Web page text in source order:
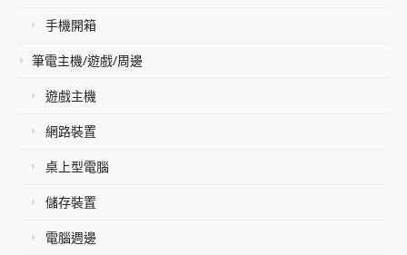
手機開箱
筆電主機/遊戲/周邊
遊戲主機
網路裝置
桌上型電腦
儲存裝置
電腦週邊